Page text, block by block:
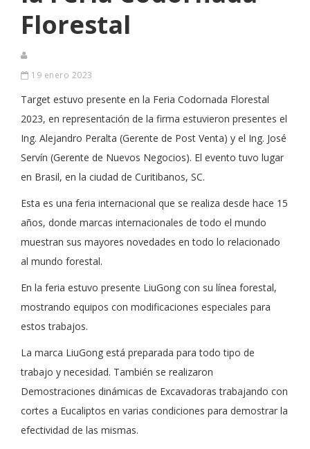
Florestal
19 enero 2023
Target estuvo presente en la Feria Codornada Florestal
2023, en representación de la firma estuvieron presentes el
Ing. Alejandro Peralta (Gerente de Post Venta) y el Ing. José
Servín (Gerente de Nuevos Negocios). El evento tuvo lugar
en Brasil, en la ciudad de Curitibanos, SC.
Esta es una feria internacional que se realiza desde hace 15
años, donde marcas internacionales de todo el mundo
muestran sus mayores novedades en todo lo relacionado
al mundo forestal.
En la feria estuvo presente LiuGong con su línea forestal,
mostrando equipos con modificaciones especiales para
estos trabajos.
La marca LiuGong está preparada para todo tipo de
trabajo y necesidad. También se realizaron
Demostraciones dinámicas de Excavadoras trabajando con
cortes a Eucaliptos en varias condiciones para demostrar la
efectividad de las mismas.